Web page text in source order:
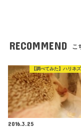
RECOMMEND こ
【調べてみた】ハリネ
2016.3.25